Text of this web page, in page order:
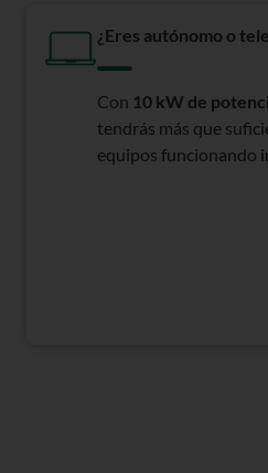
¿Eres autónomo o
Con 10 kW de
tendrás más que
equipos funcionando